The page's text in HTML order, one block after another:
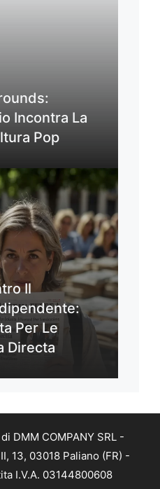
Incontra La
Pop
Il
Per Le
Directa
DMM COMPANY SRL -
13, 03018 Paliano (FR) -
I.V.A. 03144800608